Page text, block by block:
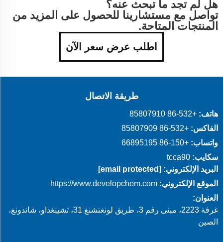
هل لم تجد ما تبحث عنه؟
تواصل مع مستشارينا للحصول على المزيد من
المنتجات المتاحة.
اطلب عرض سعر الآن
طريقة الاتصال
هاتف: +86-532 85807910
الفاكس: +86-532 85807909
واتساب: +86-150 66895195
سكايب: tcca90
البريد الإلكتروني: [email protected]
الموقع الإلكتروني: https://www.developchem.com
العنوان:
غرفة 2223، مبنى رقم 3، طريق لونغتشنغ 31، تشينغداو، شاندونغ،
الصين